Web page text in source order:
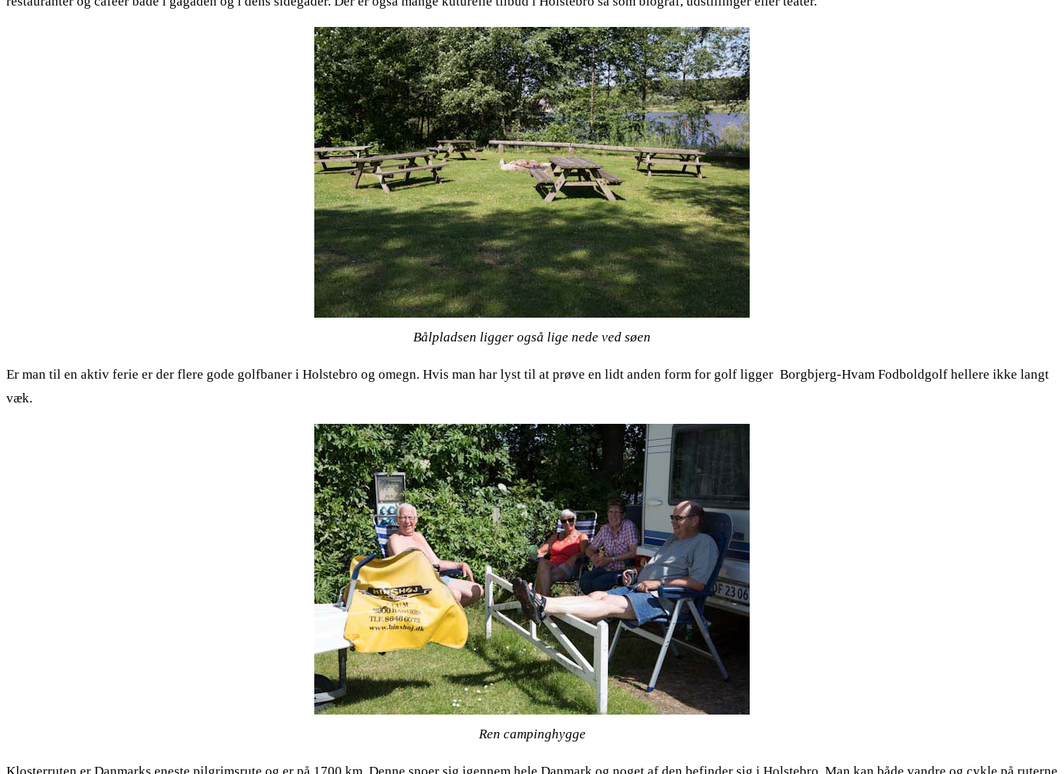
Bålpladsen ligger også lige nede ved søen
Er man til en aktiv ferie er der flere gode golfbaner i Holstebro og omegn. Hvis man har lyst til at prøve en lidt anden form for golf ligger Borgbjerg-Hvam Fodboldgolf hellere ikke langt
væk.
Ren campinghygge